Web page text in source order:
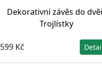
Dekorativní závěs do
Trojlístky
599 Kč